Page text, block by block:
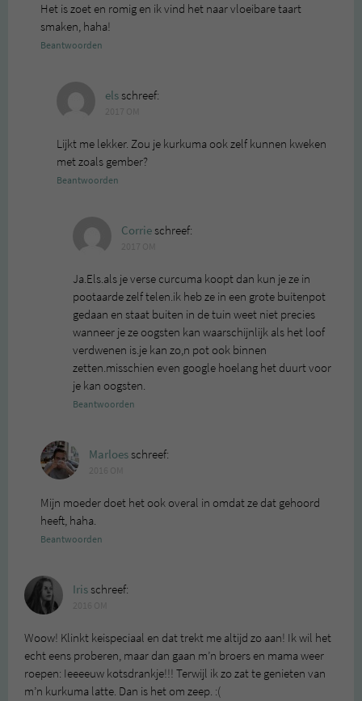
Het is zoet en romig en ik vind het naar vloeibare taart
smaken, haha!
Beantwoorden
elsschreef:
Lijkt me lekker. Zou je kurkuma ook zelf kunnen kweken
met zoals gember?
Beantwoorden
Corrieschreef:
Ja.Els.als je verse curcuma koopt dan kun je ze in
pootaarde zelf telen.ik heb ze in een grote buitenpot
gedaan en staat buiten in de tuin weet niet precies
wanneer je ze oogsten kan waarschijnlijk als het loof
verdwenen is.je kan zo,n pot ook binnen
zetten.misschien even google hoelang het duurt voor
je kan oogsten.
Beantwoorden
Marloesschreef:
Mijn moeder doet het ook overal in omdat ze dat gehoord
heeft, haha.
Beantwoorden
Irisschreef:
Woow! Klinkt keispeciaal en dat trekt me altijd zo aan! Ik wil het
echt eens proberen, maar dan gaan m’n broers en mama weer
roepen: Ieeeeuw kotsdrankje!!! Terwijl ik zo zat te genieten van
m’n kurkuma latte. Dan is het om zeep. :(